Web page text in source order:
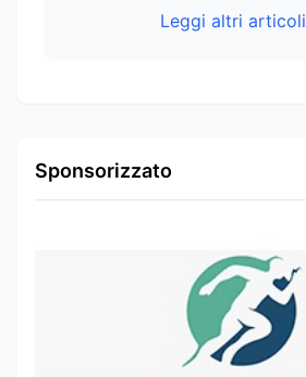
Leggi altri articoli
Sponsorizzato